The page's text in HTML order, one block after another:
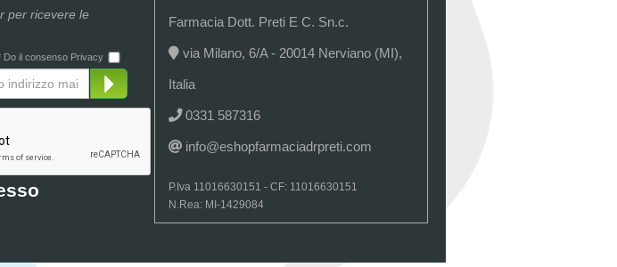
per ricevere le
Do il consenso Privacy
Farmacia Dott. Preti E C. Sn.c.
via Milano, 6/A - 20014 Nerviano (MI),
Italia
0331 587316
info@eshopfarmaciadrpreti.com
P.Iva 11016630151 - CF: 11016630151
N.Rea: MI-1429084